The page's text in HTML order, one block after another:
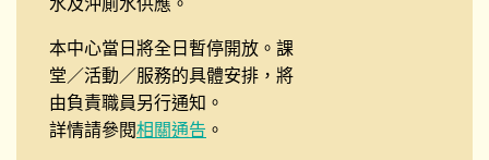
本中心當日將全日暫停開放。課
堂／活動／服務的具體安排，將
由負責職員另行通知。
詳情請參閱相關通告 。